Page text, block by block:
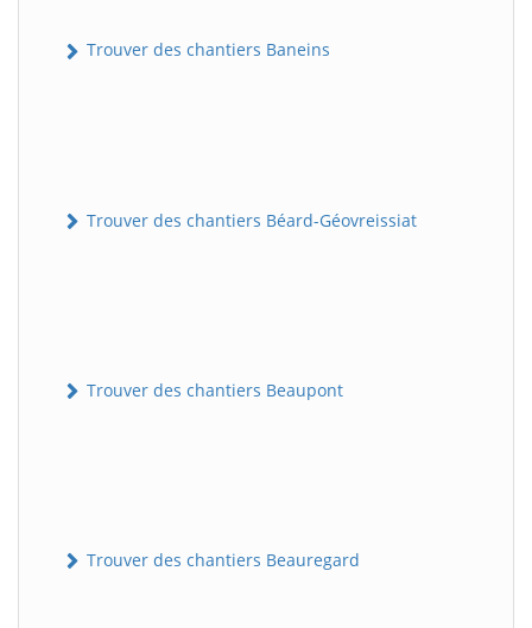
Trouver des chantiers Baneins
Trouver des chantiers Béard-Géovreissiat
Trouver des chantiers Beaupont
Trouver des chantiers Beauregard